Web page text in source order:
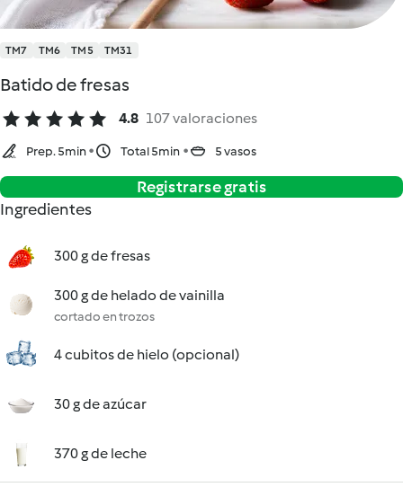
TM7 TM6 TM5 TM31
Batido de fresas
4.8 107 valoraciones
Prep. 5min Total 5min 5 vasos
Registrarse gratis
Ingredientes
300 g de fresas
300 g de helado de vainilla
cortado en trozos
4 cubitos de hielo (opcional)
30 g de azúcar
370 g de leche